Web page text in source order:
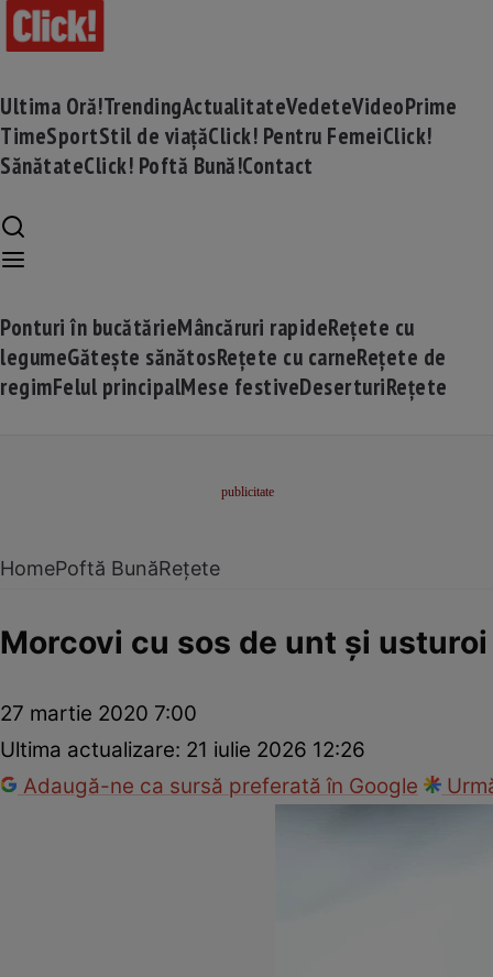
Ultima Oră!TrendingActualitateVedeteVideoPrime
TimeSportStil de viațăClick! Pentru FemeiClick!
SănătateClick! Poftă Bună!Contact
Ponturi în bucătărieMâncăruri rapideRețete cu
legumeGătește sănătosRețete cu carneRețete de
regimFelul principalMese festiveDeserturiRețete
HomePoftă BunăRețete
Morcovi cu sos de unt şi usturoi
27 martie 2020 7:00
Ultima actualizare: 21 iulie 2026 12:26
Adaugă-ne ca sursă preferată în Google